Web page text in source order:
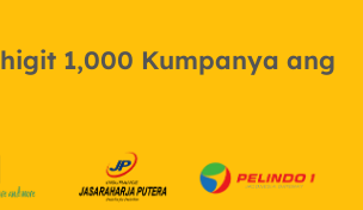
1,000 Kumpanya ang